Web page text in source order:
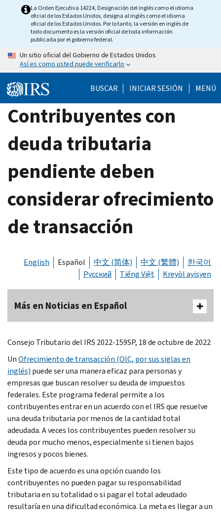
La Orden Ejecutiva 14224, Designación del inglés como el idioma
oficial de los Estados Unidos, designa al inglés como el idioma
oficial de los Estados Unidos. Por lo tanto, la versión en inglés de
todo documento es la versión oficial de toda información
publicada por el gobierno federal.
Un sitio oficial del Gobierno de Estados Unidos
Así es como usted puede verificarlo
BUSCAR INICIAR SESIÓN MENÚ
Contribuyentes con
deuda tributaria
pendiente deben
considerar ofrecimiento
de transacción
English Español 中文 (简体) 中文 (繁體)
한국어
Русский
Tiếng Việt Kreyòl ayisyen
Más en Noticias en Español
Consejo Tributario del IRS 2022-159SP, 18 de octubre de 2022
UnOfrecimiento de transacción (OIC, por sus siglas en
inglés) puede ser una manera eficaz para personas y
empresas que buscan resolver su deuda de impuestos
federales. Este programa federal permite a los
contribuyentes entrar en un acuerdo con el IRS que resuelve
una deuda tributaria por menos de la cantidad total
adeudada. A veces los contribuyentes pueden resolver su
deuda por mucho menos, especialmente si tienen bajos
ingresos y pocos bienes.
Este tipo de acuerdo es una opción cuando los
contribuyentes no pueden pagar su responsabilidad
tributaria en su totalidad o si pagar el total adeudado
resultaría en una dificultad económica. La meta es llegar a un